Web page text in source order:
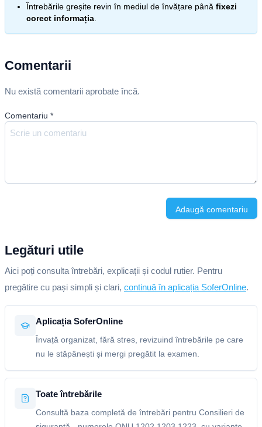
Întrebările greșite revin în mediul de învățare până fixezi
corect informația
Comentarii
Nu există comentarii aprobate încă.
Comentariu *
Adaugă comentariu
Legături utile
Aici poți consulta întrebări, explicații și codul rutier. Pentru
pregătire cu pași simpli și clari, continuă în aplicația SoferOnline.
Aplicația SoferOnline
Învață organizat, fără stres, revizuind întrebările pe care
nu le stăpânești și mergi pregătit la examen.
Toate întrebările
Consultă baza completă de întrebări pentru Consilieri de